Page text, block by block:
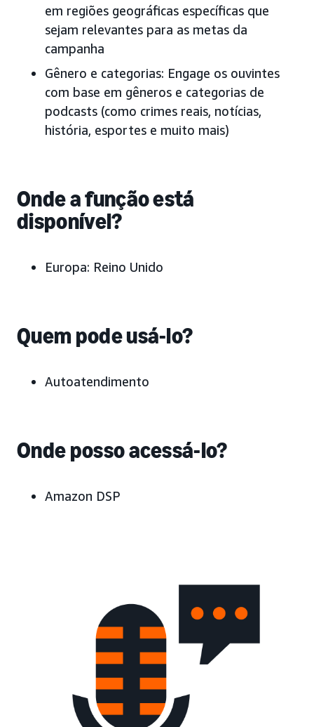
em regiões geográficas específicas que
sejam relevantes para as metas da
campanha
Gênero e categorias: Engage os ouvintes
com base em gêneros e categorias de
podcasts (como crimes reais, notícias,
história, esportes e muito mais)
Onde a função está
disponível?
Europa: Reino Unido
Quem pode usá-lo?
Autoatendimento
Onde posso acessá-lo?
Amazon DSP